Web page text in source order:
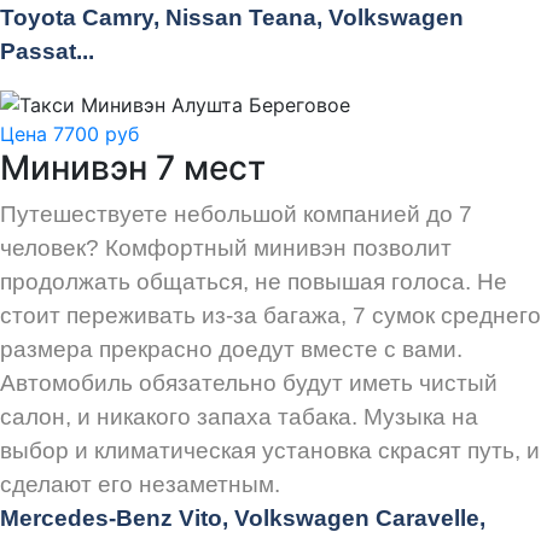
Toyota Camry, Nissan Teana, Volkswagen
Passat...
Цена 7700 руб
Минивэн 7 мест
Путешествуете небольшой компанией до 7
человек? Комфортный минивэн позволит
продолжать общаться, не повышая голоса. Не
стоит переживать из-за багажа, 7 сумок среднего
размера прекрасно доедут вместе с вами.
Автомобиль обязательно будут иметь чистый
салон, и никакого запаха табака. Музыка на
выбор и климатическая установка скрасят путь, и
сделают его незаметным.
Mercedes-Benz Vito, Volkswagen Caravelle,